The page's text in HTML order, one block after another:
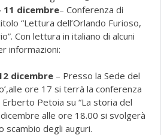
11 dicembre– Conferenza di
“Lettura dell’Orlando Furioso,
Con lettura in italiano di alcuni
informazioni:
dicembre – Presso la Sede del
ore 17 si terrà la conferenza
Petoia su “La storia del
alle ore 18.00 si svolgerà
scambio degli auguri.